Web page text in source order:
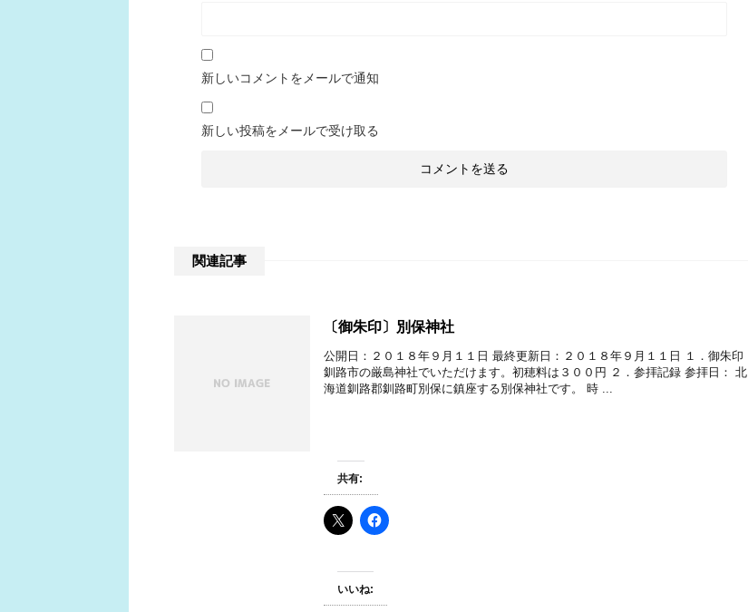
新しいコメントをメールで通知
新しい投稿をメールで受け取る
関連記事
〔御朱印〕別保神社
公開日：２０１８年９月１１日 最終更新日：２０１８年９月１１日 １．御朱印
釧路市の厳島神社でいただけます。初穂料は３００円 ２．参拝記録 参拝日： 北
海道釧路郡釧路町別保に鎮座する別保神社です。 時 ...
共有:
いいね: